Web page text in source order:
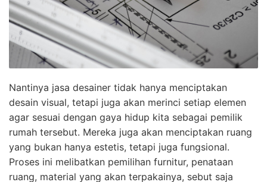
Nantinya jasa desainer tidak hanya menciptakan
desain visual, tetapi juga akan merinci setiap elemen
agar sesuai dengan gaya hidup kita sebagai pemilik
rumah tersebut. Mereka juga akan menciptakan ruang
yang bukan hanya estetis, tetapi juga fungsional.
Proses ini melibatkan pemilihan furnitur, penataan
ruang, material yang akan terpakainya, sebut saja